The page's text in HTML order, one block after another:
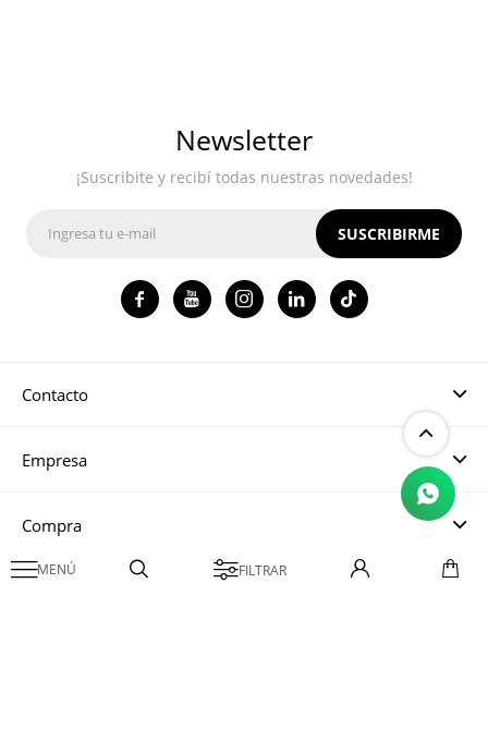

Contacto
Empresa
Compra
Newsletter
¡Suscribite y recibí todas nuestras novedades!
SUSCRIBIRME
   